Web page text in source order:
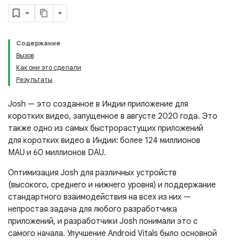
Содержание
Вызов
Как они это сделали
Результаты
Josh — это созданное в Индии приложение для
коротких видео, запущенное в августе 2020 года. Это
также одно из самых быстрорастущих приложений
для коротких видео в Индии: более 124 миллионов
MAU и 60 миллионов DAU.
Оптимизация Josh для различных устройств
(высокого, среднего и нижнего уровня) и поддержание
стандартного взаимодействия на всех из них —
непростая задача для любого разработчика
приложений, и разработчики Josh понимали это с
самого начала. Улучшение Android Vitals было основной